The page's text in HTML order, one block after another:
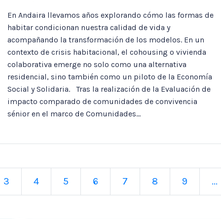
En Andaira llevamos años explorando cómo las formas de
habitar condicionan nuestra calidad de vida y
acompañando la transformación de los modelos. En un
contexto de crisis habitacional, el cohousing o vivienda
colaborativa emerge no solo como una alternativa
residencial, sino también como un piloto de la Economía
Social y Solidaria. Tras la realización de la Evaluación de
impacto comparado de comunidades de convivencia
sénior en el marco de Comunidades...
3 4 5 6 7 8 9 ...